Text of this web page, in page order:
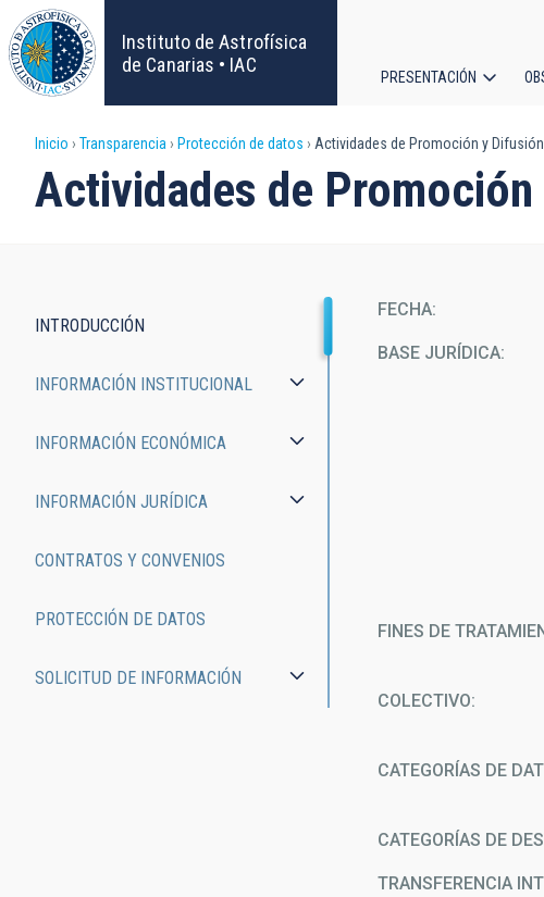
Pasar
al
contenido
principal
Instituto de Astrofísica
de Canarias • IAC
principal
PRESENTACIÓN
Sobrescribir
enlaces
la
navegación
Inicio Transparencia Protección de datos Actividades de Promoción y Difusión
Actividades de
FECHA
BASE JURÍDICA
FINES DE
COLECTIVO
CATEGORÍAS DE
CATEGORÍAS DE
TRANSFERENCIA
INTRODUCCIÓN
INFORMACIÓN INSTITUCIONAL
INFORMACIÓN ECONÓMICA
INFORMACIÓN JURÍDICA
CONTRATOS Y CONVENIOS
PROTECCIÓN DE DATOS
SOLICITUD DE INFORMACIÓN